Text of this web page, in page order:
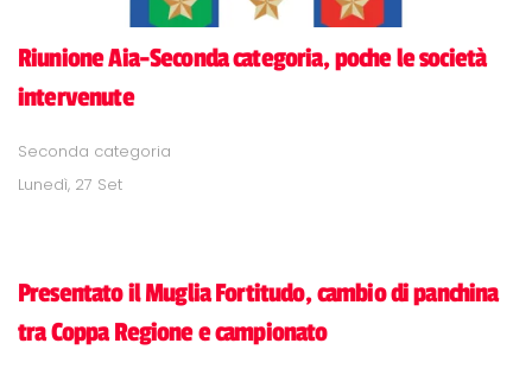
Riunione Aia-Seconda categoria, poche le società
intervenute
Seconda categoria
Lunedì, 27 Set
Presentato il Muglia Fortitudo, cambio di panchina
tra Coppa Regione e campionato